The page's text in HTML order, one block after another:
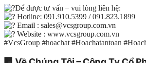
Để được tư vấn – vui lòng liên hệ:
Hotline: 091.910.5399 / 091.823.1899
Email : sales@vcsgroup.com.vn
Website : www.vcsgroup.com.vn
#VcsGroup #hoachat #Hoachatantoan